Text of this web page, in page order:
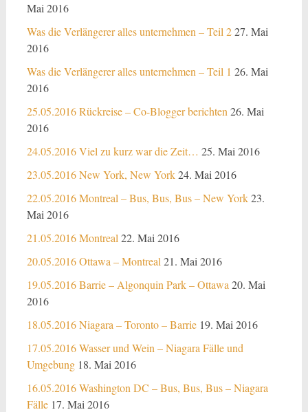
Mai 2016
Was die Verlängerer alles unternehmen – Teil 227. Mai
2016
Was die Verlängerer alles unternehmen – Teil 1 26. Mai
2016
25.05.2016 Rückreise – Co-Blogger berichten 26. Mai
2016
24.05.2016 Viel zu kurz war die Zeit… 25. Mai 2016
23.05.2016 New York, New York24. Mai 2016
22.05.2016 Montreal – Bus, Bus, Bus – New York23.
Mai 2016
21.05.2016 Montreal 22. Mai 2016
20.05.2016 Ottawa – Montreal 21. Mai 2016
19.05.2016 Barrie – Algonquin Park – Ottawa 20. Mai
2016
18.05.2016 Niagara – Toronto – Barrie 19. Mai 2016
17.05.2016 Wasser und Wein – Niagara Fälle und
Umgebung 18. Mai 2016
16.05.2016 Washington DC – Bus, Bus, Bus – Niagara
Fälle 17. Mai 2016